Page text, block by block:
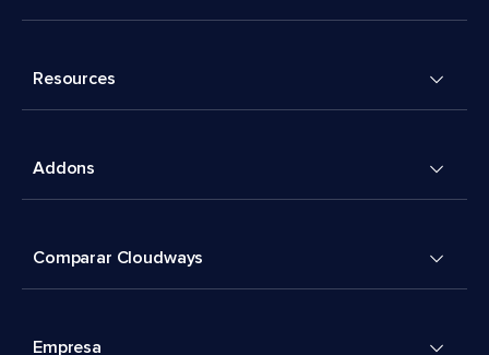
Resources
Addons
Comparar Cloudways
Empresa